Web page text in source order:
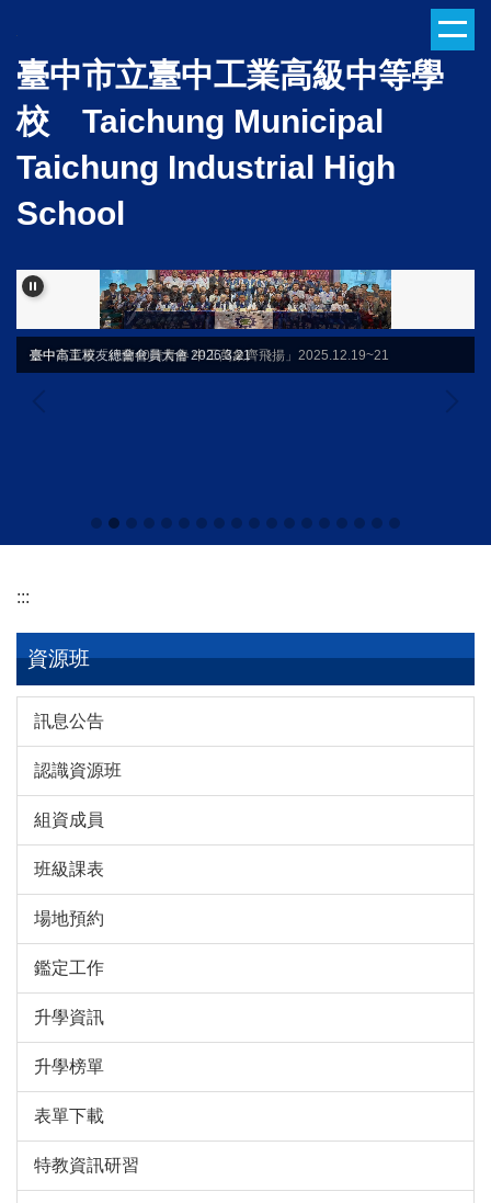
主
要
內
區
臺中市立臺中工業高級中等學
校 Taichung Municipal
Taichung Industrial High
School
臺中高工校友總會會員大會 2026.3.21
臺中市童軍「行蘭40舞青春 中工萬象齊飛揚」2025.12.19~21
:::
資源班
訊息公告
認識資源班
組資成員
班級課表
場地預約
鑑定工作
升學資訊
升學榜單
表單下載
特教資訊研習